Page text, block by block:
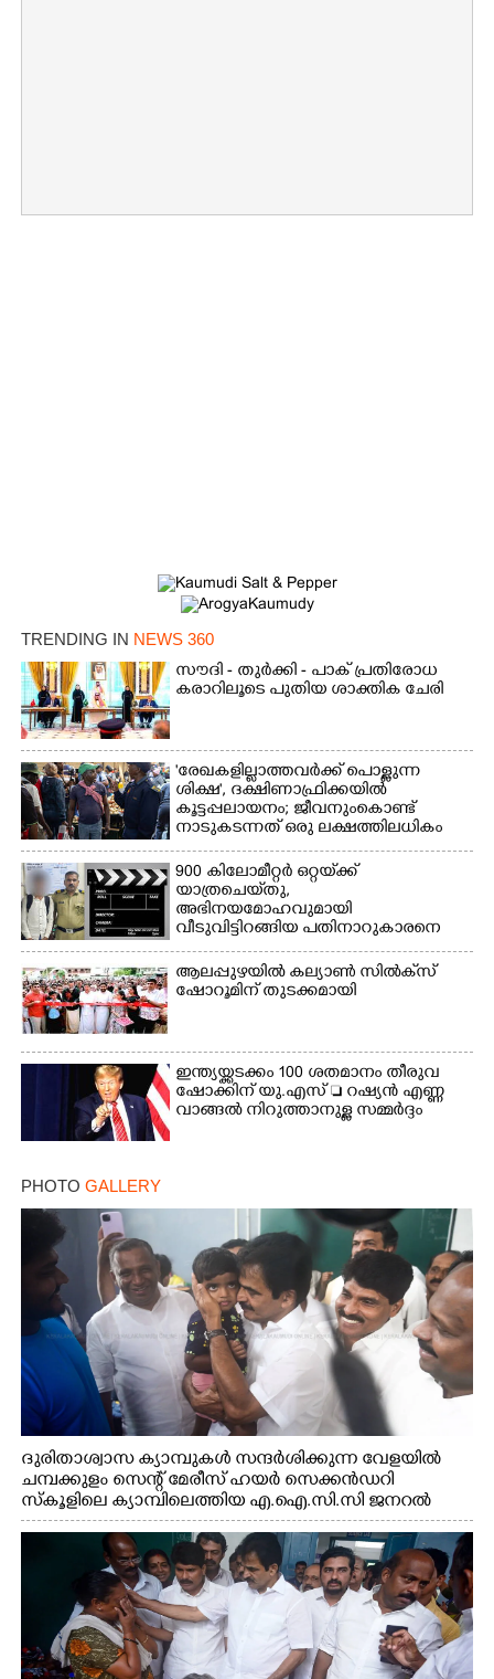
TRENDING IN NEWS 360
സൗദി - തുർക്കി - പാക് പ്രതിരോധ
കരാറിലൂടെ പുതിയ ശാക്തിക ചേരി
'രേഖകളില്ലാത്തവർക്ക് പൊള്ളുന്ന
ശിക്ഷ', ദക്ഷിണാഫ്രിക്കയിൽ
കൂട്ടപ്പലായനം; ജീവനുംകൊണ്ട്
നാടുകടന്നത് ഒരു ലക്ഷത്തിലധികം
പേർ
900 കിലോമീറ്റർ ഒറ്റയ്‌ക്ക്
യാത്രചെ‌യ്‌തു,​
അഭിനയമോഹവുമായി
വീടുവിട്ടിറങ്ങിയ പതിനാറുകാരനെ
കണ്ടെത്തിയത് ഫിലിം സിറ്റിയിൽ
ആലപ്പുഴയിൽ കല്യാൺ സിൽക്‌സ്
ഷോറൂമിന് തുടക്കമായി
ഇന്ത്യയ്ക്കടക്കം 100 ശതമാനം തീരുവ
ഷോക്കിന് യു.എസ്  റഷ്യൻ എണ്ണ
വാങ്ങൽ നിറുത്താനുള്ള സമ്മർദ്ദം
PHOTO GALLERY
ദുരിതാശ്വാസ ക്യാമ്പുകൾ സന്ദർശിക്കുന്ന വേളയിൽ
ചമ്പക്കുളം സെന്റ് മേരീസ് ഹയർ സെക്കൻഡറി
സ്കൂളിലെ ക്യാമ്പിലെത്തിയ എ.ഐ.സി.സി ജനറൽ
സെക്രട്ടറി കെ.സി വേണുഗോപാൽ എം.പി കുരുന്നിനെ
എടുത്ത് ലാളിച്ചപ്പോൾ. സഹകരണ-എക്സൈസ്
വകുപ്പ് മന്ത്രി എം. ലിജു, കൃഷിവകുപ്പ് മന്ത്രി ടി. സിദ്ദിഖ്,
റെജി ചെറിയാൻ എം. എൽ. എ എന്നിവർ സമീപം